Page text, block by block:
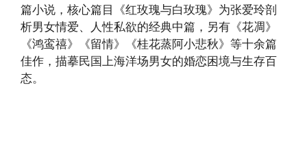
篇小说，核心篇目《红玫瑰与白玫瑰》为张爱玲剖
析男女情爱、人性私欲的经典中篇，另有《花凋》
《鸿鸾禧》《留情》《桂花蒸阿小悲秋》等十余篇
佳作，描摹民国上海洋场男女的婚恋困境与生存百
态。